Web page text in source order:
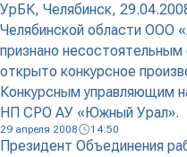
УрБК, Челябинск,
Челябинской области ООО
признано
открыто конкурсное
Конкурсным управляющим
НП СРО АУ «Южный Урал».
29 апреля 2008 14:50
Президент Объединения